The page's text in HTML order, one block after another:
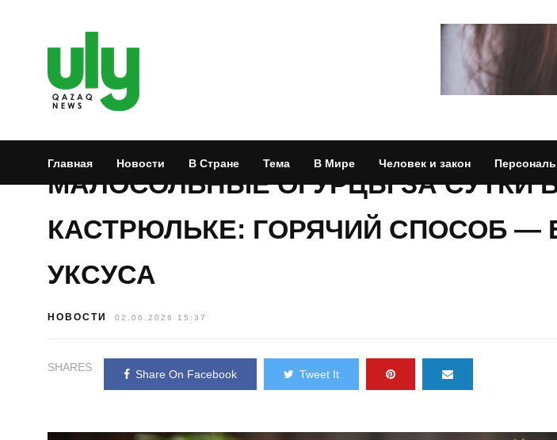
Главная Новости В Стране Тема В Мире Человек и закон
МАЛОСОЛЬНЫЕ ОГУРЦЫ ЗА СУТКИ
КАСТРЮЛЬКЕ: ГОРЯЧИЙ СПОСОБ —
УКСУСА
НОВОСТИ 02.06.2026 15:37
SHARES
Share On Facebook Tweet It